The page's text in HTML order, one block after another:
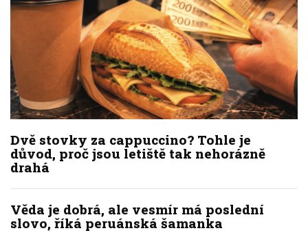
Dvě stovky za cappuccino? Tohle je
důvod, proč jsou letiště tak nehorázně
drahá
Věda je dobrá, ale vesmír má poslední
slovo, říká peruánská šamanka